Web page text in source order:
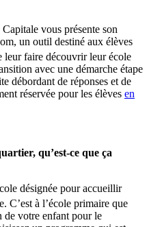
vous présente son
un outil destiné aux élèves
leur faire découvrir leur école
avec une démarche étape
débordant de réponses et de
réservée pour les élèves en
qu’est-ce que ça
désignée pour accueillir
C’est à l’école primaire que
de votre enfant pour le